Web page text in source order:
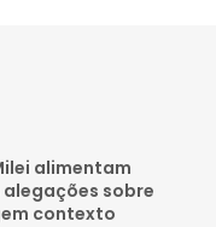
g
alimentam
sobre
contexto